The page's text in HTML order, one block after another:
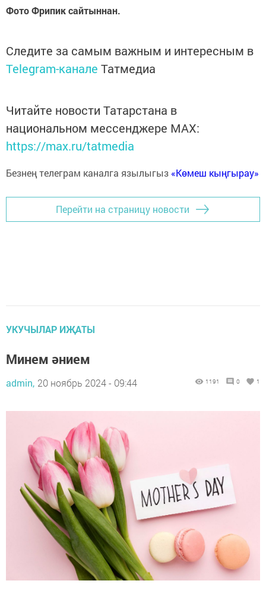
Фото Фрипик сайтыннан.
Следите за самым важным и интересным в
Telegram-канале Татмедиа
Читайте новости Татарстана в
национальном мессенджере MАХ:
https://max.ru/tatmedia
Безнең телеграм каналга язылыгыз «Көмеш кыңгырау»
Перейти на страницу новости
УКУЧЫЛАР ИҖАТЫ
Минем әнием
admin, 20 ноябрь 2024 - 09:44 1191 0 1